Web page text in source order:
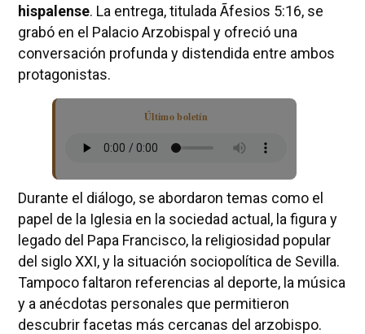
hispalense. La entrega, titulada Ãfesios 5:16, se
grabó en el Palacio Arzobispal y ofreció una
conversación profunda y distendida entre ambos
protagonistas.
Último boletín
Durante el diálogo, se abordaron temas como el
papel de la Iglesia en la sociedad actual, la figura y
legado del Papa Francisco, la religiosidad popular
del siglo XXI, y la situación sociopolítica de Sevilla.
Tampoco faltaron referencias al deporte, la música
y a anécdotas personales que permitieron
descubrir facetas más cercanas del arzobispo.